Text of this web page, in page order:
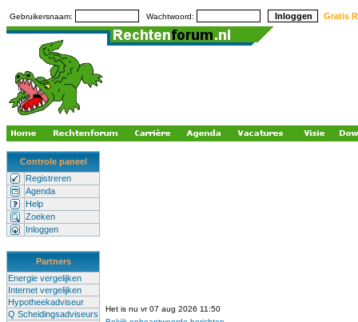
Gebruikersnaam: Wachtwoord: Gratis
Controle paneel
Registreren
Agenda
Help
Zoeken
Inloggen
Partners
Energie vergelijken
Internet vergelijken
Hypotheekadviseur
Q Scheidingsadviseurs
Het is nu vr 07 aug 2026 11:50